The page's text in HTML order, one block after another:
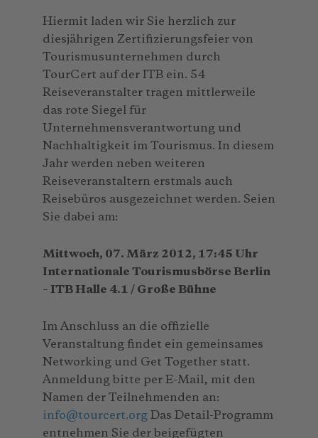
Hiermit laden wir Sie herzlich zur
diesjährigen Zertifizierungsfeier von
Tourismusunternehmen durch
TourCert auf der ITB ein. 54
Reiseveranstalter tragen mittlerweile
das rote Siegel für
Unternehmensverantwortung und
Nachhaltigkeit im Tourismus. In diesem
Jahr werden neben weiteren
Reiseveranstaltern erstmals auch
Reisebüros ausgezeichnet werden. Seien
Sie dabei am:
Mittwoch, 07. März 2012, 17:45 Uhr
Internationale Tourismusbörse Berlin
– ITB Halle 4.1 / Große Bühne
Im Anschluss an die offizielle
Veranstaltung findet ein gemeinsames
Networking und Get Together statt.
Anmeldung bitte per E-Mail, mit den
Namen der Teilnehmenden an:
info@tourcert.org Das Detail-Programm
entnehmen Sie der beigefügten